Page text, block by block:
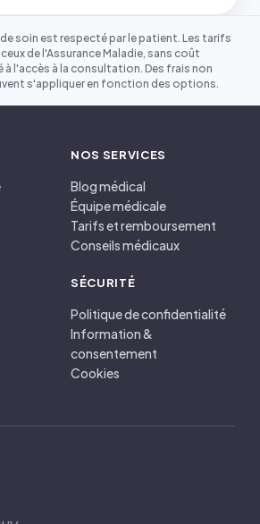
soin est respecté par le patient. Les tarifs
de l'Assurance Maladie, sans coût
à l'accès à la consultation. Des frais non
s'appliquer en fonction des options.
NOS SERVICES
Blog médical
Équipe médicale
Tarifs et remboursement
Conseils médicaux
SÉCURITÉ
Politique de confidentialité
Information &
consentement
Cookies